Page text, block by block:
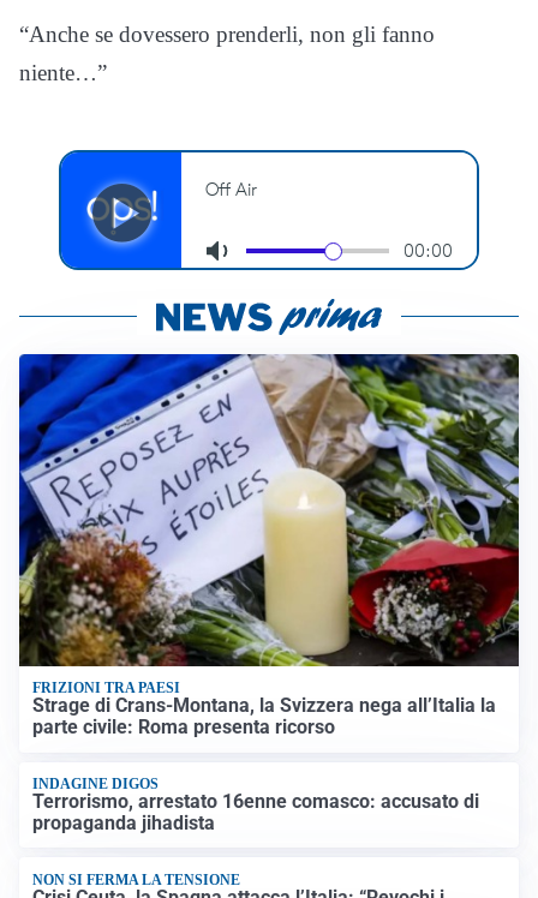
“Anche se dovessero prenderli, non gli fanno
niente…”
FRIZIONI TRA PAESI
Strage di Crans-Montana, la Svizzera nega all’Italia la
parte civile: Roma presenta ricorso
INDAGINE DIGOS
Terrorismo, arrestato 16enne comasco: accusato di
propaganda jihadista
NON SI FERMA LA TENSIONE